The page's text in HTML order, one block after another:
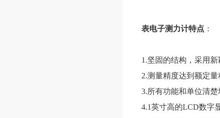
表电子测力计特点 ：
1.坚固的结构，采用
2.测量精度达到额定量
3.所有功能和单位清
4.1英寸高的LCD数字